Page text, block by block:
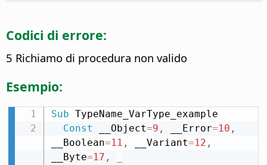
Codici di errore:
5 Richiamo di procedura non valido
Esempio:
Sub TypeName_VarType_example
Const __Object=9 , __Error=10 ,
__Boolean=11 , __Variant=12 ,
__Byte=17 ,